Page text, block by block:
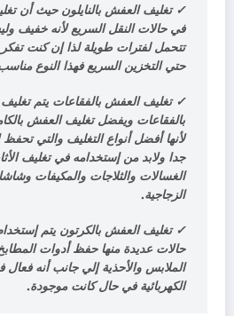
✓تغليف العفش بالنايلون حيث أن
في حالات النقل السريع لأنه خفيف
تتحمل لفترات طويلة لذا إن كنت
حتي التخزين السريع فهذا النوع
✓تغليف العفش بالفقاعات يتم
بالفقاعات ويفضل تغليف العفش
لأنها أفضل أنواع التغليف والتي
جدا ولابد من إستخدامه في تغليف
الغسالات والثلاجات والمكيفات
الزجاجية.
✓تغليف العفش بالكرتون يتم
حالات عديدة منها حفظ أدوات
الملابس والأحذية إلي جانب أنه فعال
الكهربائية في حال كانت موجودة.